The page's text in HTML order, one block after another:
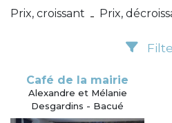
Prix, croissant
Prix,
Café de la mairie
Alexandre et Mélanie
Desgardins - Bacué